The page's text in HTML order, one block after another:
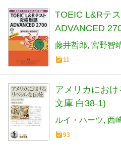
TOEIC L&Rテ
ADVANCED
藤井哲郎 宮野智
11
アメリカにお
文庫 白38-1)
ルイ・ハーツ 西
93